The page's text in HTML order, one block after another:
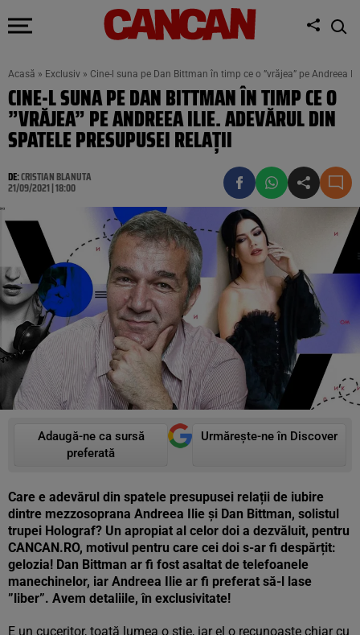
Acasă » Exclusiv » Cine-l suna pe Dan Bittman în timp ce o ”vrăjea” pe Andreea
CINE-L SUNA PE DAN BITTMAN ÎN TIMP CE O
”VRĂJEA” PE ANDREEA ILIE. ADEVĂRUL DIN
SPATELE PRESUPUSEI RELAȚII
DE:CRISTIAN BLANUTA
21/09/2021 | 18:00
Adaugă-ne ca sursă
preferată
Urmărește-ne în Discover
Care e adevărul din spatele presupusei relații de iubire
dintre mezzosoprana Andreea Ilie și Dan Bittman, solistul
trupei Holograf? Un apropiat al celor doi a dezvăluit, pentru
CANCAN.RO, motivul pentru care cei doi s-ar fi despărțit:
gelozia! Dan Bittman ar fi fost asaltat de telefoanele
manechinelor, iar Andreea Ilie ar fi preferat să-l lase
”liber”. Avem detaliile, în exclusivitate!
E un cuceritor, toată lumea o știe, iar el o recunoaște chiar cu